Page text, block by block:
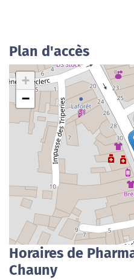
Plan d'accès
+
−
Horaires de
Chauny